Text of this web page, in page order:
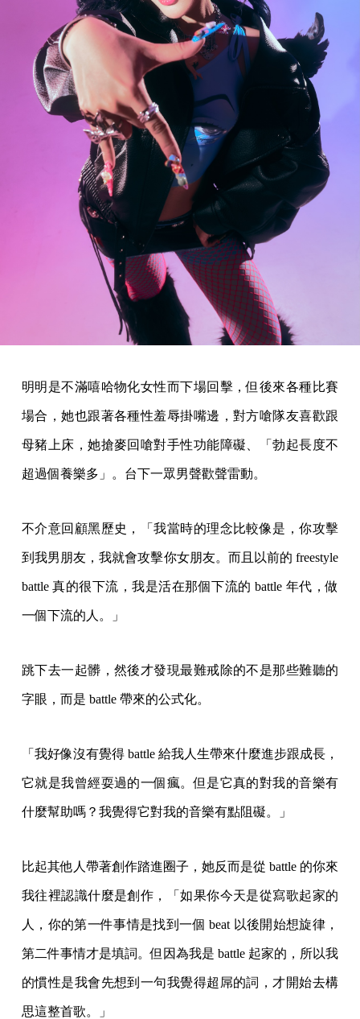
明明是不滿嘻哈物化女性而下場回擊，但後來各種比賽
場合，她也跟著各種性羞辱掛嘴邊，對方嗆隊友喜歡跟
母豬上床，她搶麥回嗆對手性功能障礙、「勃起長度不
超過個養樂多」。台下一眾男聲歡聲雷動。
不介意回顧黑歷史，「我當時的理念比較像是，你攻擊
到我男朋友，我就會攻擊你女朋友。而且以前的 freestyle
battle 真的很下流，我是活在那個下流的 battle 年代，做
一個下流的人。」
跳下去一起髒，然後才發現最難戒除的不是那些難聽的
字眼，而是 battle 帶來的公式化。
「我好像沒有覺得 battle 給我人生帶來什麼進步跟成長，
它就是我曾經耍過的一個瘋。但是它真的對我的音樂有
什麼幫助嗎？我覺得它對我的音樂有點阻礙。」
比起其他人帶著創作踏進圈子，她反而是從 battle 的你來
我往裡認識什麼是創作，「如果你今天是從寫歌起家的
人，你的第一件事情是找到一個 beat 以後開始想旋律，
第二件事情才是填詞。但因為我是 battle 起家的，所以我
的慣性是我會先想到一句我覺得超屌的詞，才開始去構
思這整首歌。」